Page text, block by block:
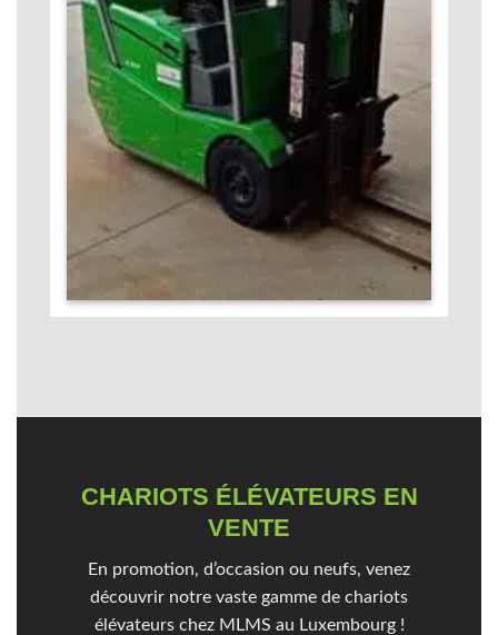
CHARIOTS ÉLÉVATEURS EN
VENTE
En promotion, d’occasion ou neufs, venez
découvrir notre vaste gamme de chariots
élévateurs chez MLMS au Luxembourg !